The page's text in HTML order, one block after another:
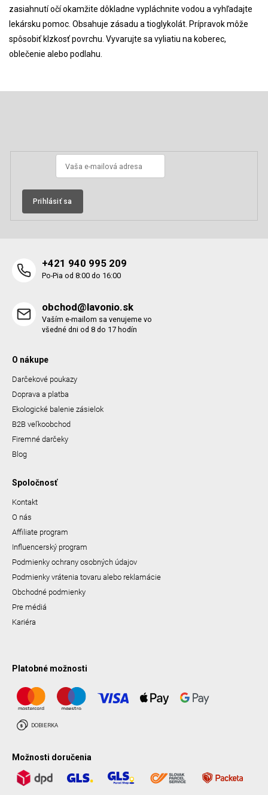
zasiahnutí očí okamžite dôkladne vypláchnite vodou a vyhľadajte
lekársku pomoc. Obsahuje zásadu a tioglykolát. Prípravok môže
spôsobiť klzkosť povrchu. Vyvarujte sa vyliatiu na koberec,
oblečenie alebo podlahu.
Prihlásiť sa
+421 940 995 209
Po-Pia od 8:00 do 16:00
obchod@lavonio.sk
Vaším e-mailom sa venujeme vo
všedné dni od 8 do 17 hodín
O nákupe
Darčekové poukazy
Doprava a platba
Ekologické balenie zásielok
B2B veľkoobchod
Firemné darčeky
Blog
Spoločnosť
Kontakt
O nás
Affiliate program
Influencerský program
Podmienky ochrany osobných údajov
Podmienky vrátenia tovaru alebo reklamácie
Obchodné podmienky
Pre médiá
Kariéra
Platobné možnosti
Možnosti doručenia